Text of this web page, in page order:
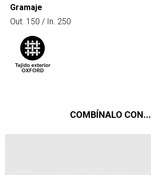
Gramaje
Out. 150 / In. 250
COMBÍNALO CON...